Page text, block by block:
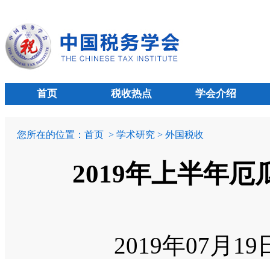
首页 税收热点 学会介绍
您所在的位置： 首页 > 学术研究 > 外国税收
2019年上半年厄
2019年07月19